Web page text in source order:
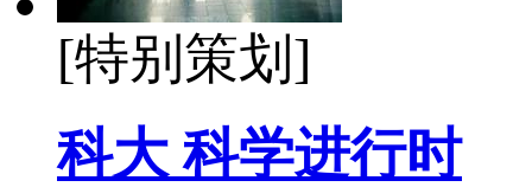
[特别策划]
科大 科学进行时